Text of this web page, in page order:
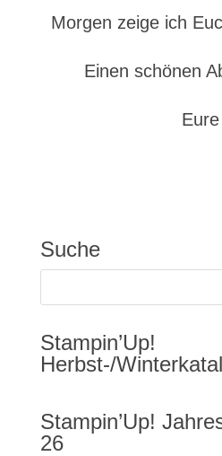
Morgen zeige ich
Einen schönen
Eure
Suche
Stampin’Up!
Herbst-/
Stampin’Up!
26